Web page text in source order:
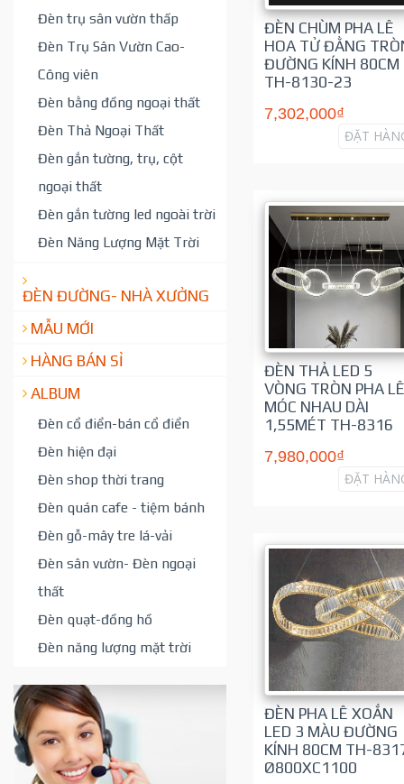
Đèn trụ sân vườn thấp
Đèn Trụ Sân Vườn Cao-
Công viên
Đèn bằng đồng ngoại thất
Đèn Thả Ngoại Thất
Đèn gắn tường, trụ, cột
ngoại thất
Đèn gắn tường led ngoài trời
Đèn Năng Lượng Mặt Trời
ĐÈN ĐƯỜNG- NHÀ XƯỞNG
MẪU MỚI
HÀNG BÁN SỈ
ALBUM
Đèn cổ điển-bán cổ điển
Đèn hiện đại
Đèn shop thời trang
Đèn quán cafe - tiệm bánh
Đèn gỗ-mây tre lá-vải
Đèn sân vườn- Đèn ngoại
thất
Đèn quạt-đồng hồ
Đèn năng lượng mặt trời
ĐÈN CHÙM PHA LÊ
HOA TỬ ĐẰNG
ĐƯỜNG KÍNH 80CM
TH-8130-23
7,302,000₫
ĐẶT
ĐÈN THẢ LED 5
VÒNG TRÒN PHA LÊ
MÓC NHAU DÀI
1,55MÉT TH-8316
7,980,000₫
ĐẶT
ĐÈN PHA LÊ XOẮN
LED 3 MÀU ĐƯỜNG
KÍNH 80CM TH-
Ø800XC1100